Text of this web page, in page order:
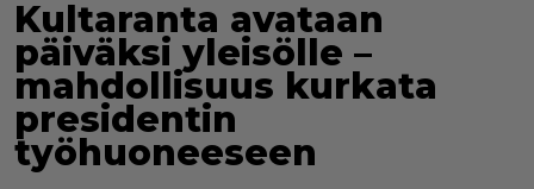
Kultaranta avataan
päiväksi yleisölle –
mahdollisuus kurkata
presidentin
työhuoneeseen